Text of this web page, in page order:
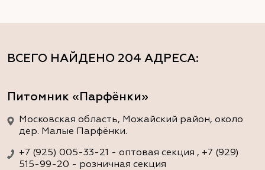
ВСЕГО НАЙДЕНО 204 АДРЕСА:
Питомник «Парфёнки»
Московская область, Можайский район, около
дер. Малые Парфёнки.
+7 (925) 005-33-21 - оптовая секция , +7 (929)
515-99-20 - розничная секция